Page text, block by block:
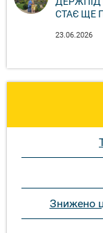
СТАЄ ЩЕ
23.06.2026
Знижено